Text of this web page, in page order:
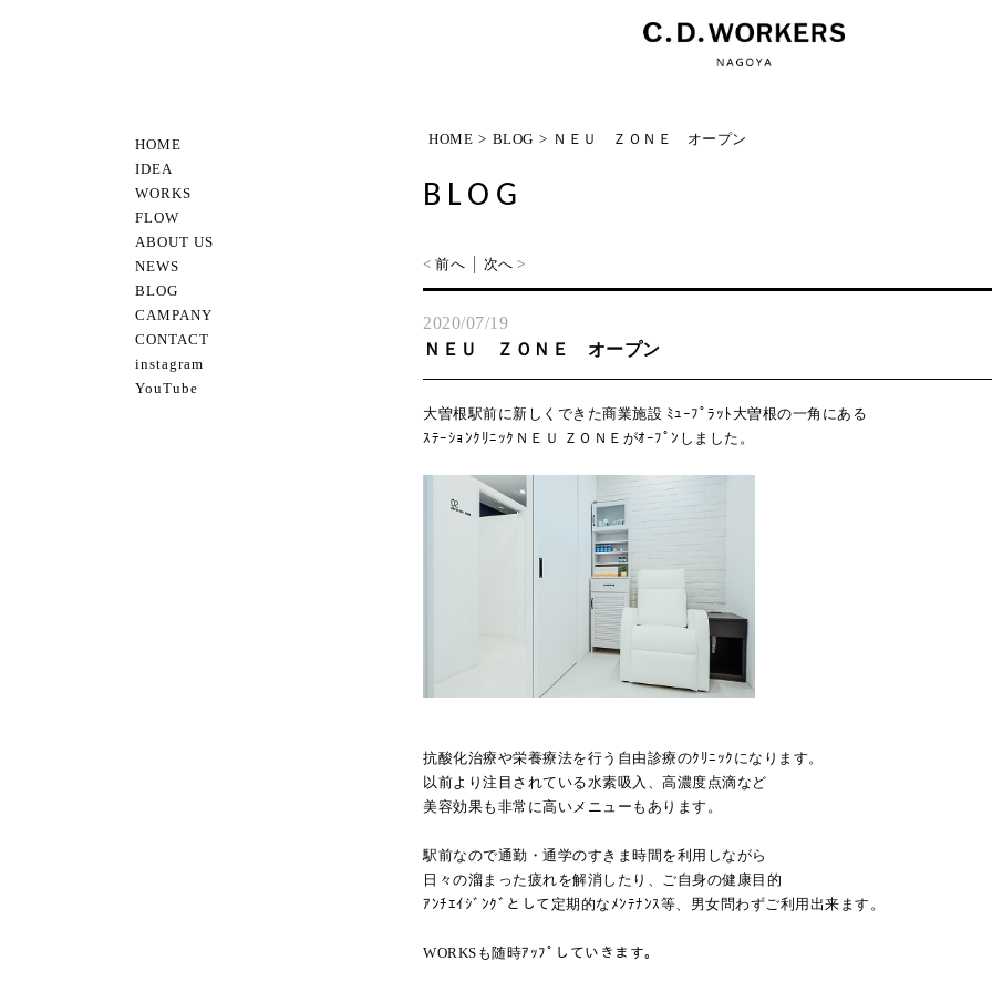
HOME
IDEA
WORKS
FLOW
ABOUT US
NEWS
BLOG
CAMPANY
CONTACT
instagram
YouTube
HOME > BLOG > ＮＥＵ ＺＯＮＥ オープン
BLOG
< 前へ 次へ >
2020/07/19
ＮＥＵ ＺＯＮＥ オープン
大曽根駅前に新しくできた商業施設 ﾐｭｰﾌﾟﾗｯﾄ大曽根の一角にある
ｽﾃｰｼｮﾝｸﾘﾆｯｸＮＥＵ ＺＯＮＥがｵｰﾌﾟﾝしました。
抗酸化治療や栄養療法を行う自由診療のｸﾘﾆｯｸになります。
以前より注目されている水素吸入、高濃度点滴など
美容効果も非常に高いメニューもあります。
駅前なので通勤・通学のすきま時間を利用しながら
日々の溜まった疲れを解消したり、ご自身の健康目的
ｱﾝﾁｴｲｼﾞﾝｸﾞとして定期的なﾒﾝﾃﾅﾝｽ等、男女問わずご利用出来ます。
WORKSも随時ｱｯﾌﾟしていきます。